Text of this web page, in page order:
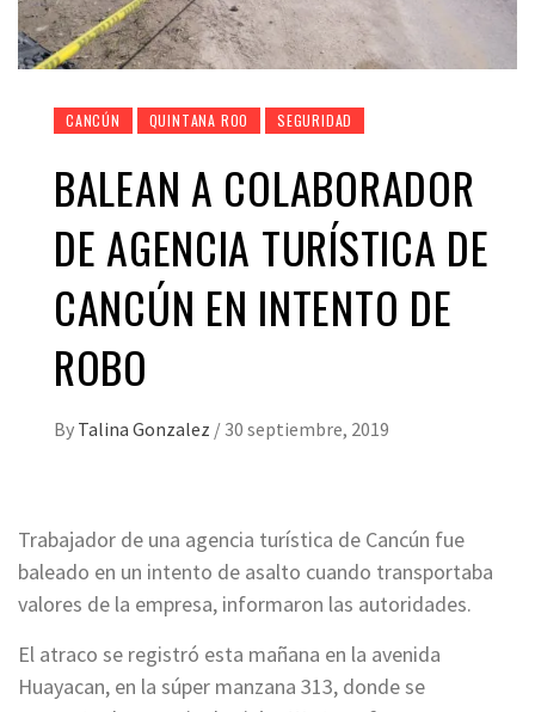
CANCÚN QUINTANA ROO SEGURIDAD
BALEAN A COLABORADOR
DE AGENCIA TURÍSTICA DE
CANCÚN EN INTENTO DE
ROBO
By Talina Gonzalez / 30 septiembre, 2019
Trabajador de una agencia turística de Cancún fue
baleado en un intento de asalto cuando transportaba
valores de la empresa, informaron las autoridades.
El atraco se registró esta mañana en la avenida
Huayacan, en la súper manzana 313, donde se